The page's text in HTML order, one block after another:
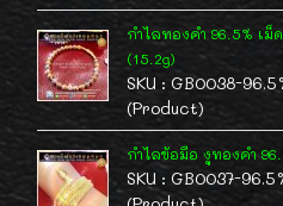
กำไลทองคำ 96.5% เ
(15.2g)
SKU : GB0038-
(Product)
กำไลข้อมือ งูทองคำ
SKU : GB0037-